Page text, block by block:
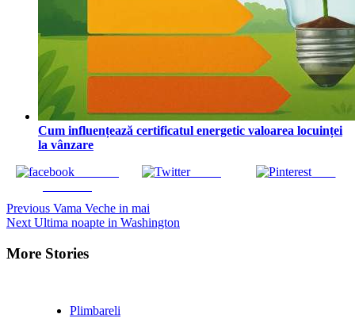
Cum influențează certificatul energetic valoarea locuinței
la vânzare
Tweet Save
Continue
Reading
Previous Vama Veche in mai
Next Ultima noapte in Washington
More Stories
Plimbareli